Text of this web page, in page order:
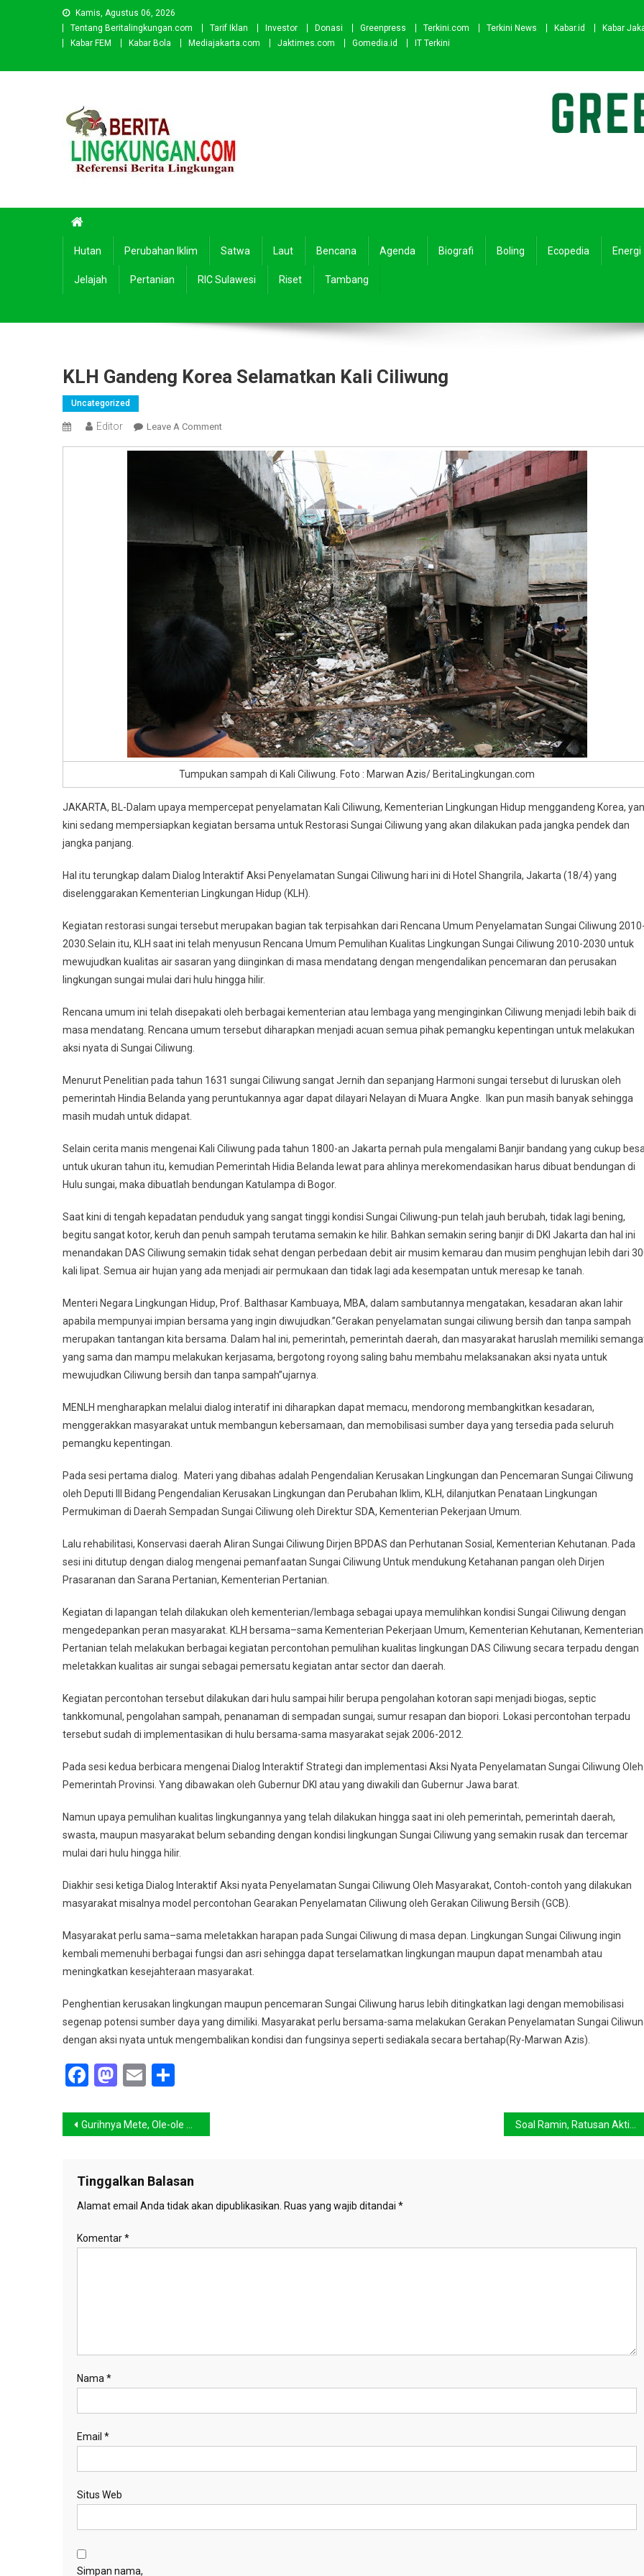
Kamis, Agustus 06, 2026
Tentang Beritalingkungan.com
Tarif Iklan Investor Donasi Greenpress Terkini.com Terkini News Kabar.id
Kabar
Kabar FEM
Kabar Bola Mediajakarta.com Jaktimes.com Gomedia.id IT Terkini
Hutan Perubahan Iklim Satwa Laut Bencana Agenda Biografi Boling Ecopedia Energi
Jelajah Pertanian RIC Sulawesi Riset Tambang
KLH Gandeng Korea Selamatkan Kali Ciliwung
Uncategorized
Editor Leave A CommentOn
Gandeng
Korea
Selamatkan
Tumpukan sampah di Kali Ciliwung. Foto : Marwan Azis/ BeritaLingkungan.com
JAKARTA, BL-Dalam upaya mempercepat penyelamatan Kali Ciliwung, Kementerian Lingkungan Hidup menggandeng Korea,
kini sedang mempersiapkan kegiatan bersama untuk Restorasi Sungai Ciliwung yang akan dilakukan pada jangka pendek dan
jangka panjang.
Hal itu terungkap dalam Dialog Interaktif Aksi Penyelamatan Sungai Ciliwung hari ini di Hotel Shangrila, Jakarta (18/4) yang
diselenggarakan Kementerian Lingkungan Hidup (KLH).
Kegiatan restorasi sungai tersebut merupakan bagian tak terpisahkan dari Rencana Umum Penyelamatan Sungai Ciliwung
2030.Selain itu, KLH saat ini telah menyusun Rencana Umum Pemulihan Kualitas Lingkungan Sungai Ciliwung 2010-2030 untuk
mewujudkan kualitas air sasaran yang diinginkan di masa mendatang dengan mengendalikan pencemaran dan perusakan
lingkungan sungai mulai dari hulu hingga hilir.
Rencana umum ini telah disepakati oleh berbagai kementerian atau lembaga yang menginginkan Ciliwung menjadi lebih baik di
masa mendatang. Rencana umum tersebut diharapkan menjadi acuan semua pihak pemangku kepentingan untuk melakukan
aksi nyata di Sungai Ciliwung.
Menurut Penelitian pada tahun 1631 sungai Ciliwung sangat Jernih dan sepanjang Harmoni sungai tersebut di luruskan oleh
pemerintah Hindia Belanda yang peruntukannya agar dapat dilayari Nelayan di Muara Angke. Ikan pun masih banyak sehingga
masih mudah untuk didapat.
Selain cerita manis mengenai Kali Ciliwung pada tahun 1800-an Jakarta pernah pula mengalami Banjir bandang yang cukup
untuk ukuran tahun itu, kemudian Pemerintah Hidia Belanda lewat para ahlinya merekomendasikan harus dibuat bendungan di
Hulu sungai, maka dibuatlah bendungan Katulampa di Bogor.
Saat kini di tengah kepadatan penduduk yang sangat tinggi kondisi Sungai Ciliwung-pun telah jauh berubah, tidak lagi bening,
begitu sangat kotor, keruh dan penuh sampah terutama semakin ke hilir. Bahkan semakin sering banjir di DKI Jakarta dan hal ini
menandakan DAS Ciliwung semakin tidak sehat dengan perbedaan debit air musim kemarau dan musim penghujan lebih dari
kali lipat. Semua air hujan yang ada menjadi air permukaan dan tidak lagi ada kesempatan untuk meresap ke tanah.
Menteri Negara Lingkungan Hidup, Prof. Balthasar Kambuaya, MBA, dalam sambutannya mengatakan, kesadaran akan lahir
apabila mempunyai impian bersama yang ingin diwujudkan.”Gerakan penyelamatan sungai ciliwung bersih dan tanpa sampah
merupakan tantangan kita bersama. Dalam hal ini, pemerintah, pemerintah daerah, dan masyarakat haruslah memiliki
yang sama dan mampu melakukan kerjasama, bergotong royong saling bahu membahu melaksanakan aksi nyata untuk
mewujudkan Ciliwung bersih dan tanpa sampah”ujarnya.
MENLH mengharapkan melalui dialog interatif ini diharapkan dapat memacu, mendorong membangkitkan kesadaran,
menggerakkan masyarakat untuk membangun kebersamaan, dan memobilisasi sumber daya yang tersedia pada seluruh
pemangku kepentingan.
Pada sesi pertama dialog. Materi yang dibahas adalah Pengendalian Kerusakan Lingkungan dan Pencemaran Sungai Ciliwung
oleh Deputi III Bidang Pengendalian Kerusakan Lingkungan dan Perubahan Iklim, KLH, dilanjutkan Penataan Lingkungan
Permukiman di Daerah Sempadan Sungai Ciliwung oleh Direktur SDA, Kementerian Pekerjaan Umum.
Lalu rehabilitasi, Konservasi daerah Aliran Sungai Ciliwung Dirjen BPDAS dan Perhutanan Sosial, Kementerian Kehutanan. Pada
sesi ini ditutup dengan dialog mengenai pemanfaatan Sungai Ciliwung Untuk mendukung Ketahanan pangan oleh Dirjen
Prasaranan dan Sarana Pertanian, Kementerian Pertanian.
Kegiatan di lapangan telah dilakukan oleh kementerian/lembaga sebagai upaya memulihkan kondisi Sungai Ciliwung dengan
mengedepankan peran masyarakat. KLH bersama–sama Kementerian Pekerjaan Umum, Kementerian Kehutanan, Kementerian
Pertanian telah melakukan berbagai kegiatan percontohan pemulihan kualitas lingkungan DAS Ciliwung secara terpadu dengan
meletakkan kualitas air sungai sebagai pemersatu kegiatan antar sector dan daerah.
Kegiatan percontohan tersebut dilakukan dari hulu sampai hilir berupa pengolahan kotoran sapi menjadi biogas, septic
tankkomunal, pengolahan sampah, penanaman di sempadan sungai, sumur resapan dan biopori. Lokasi percontohan terpadu
tersebut sudah di implementasikan di hulu bersama-sama masyarakat sejak 2006-2012.
Pada sesi kedua berbicara mengenai Dialog Interaktif Strategi dan implementasi Aksi Nyata Penyelamatan Sungai Ciliwung Oleh
Pemerintah Provinsi. Yang dibawakan oleh Gubernur DKI atau yang diwakili dan Gubernur Jawa barat.
Namun upaya pemulihan kualitas lingkungannya yang telah dilakukan hingga saat ini oleh pemerintah, pemerintah daerah,
swasta, maupun masyarakat belum sebanding dengan kondisi lingkungan Sungai Ciliwung yang semakin rusak dan tercemar
mulai dari hulu hingga hilir.
Diakhir sesi ketiga Dialog Interaktif Aksi nyata Penyelamatan Sungai Ciliwung Oleh Masyarakat, Contoh-contoh yang dilakukan
masyarakat misalnya model percontohan Gearakan Penyelamatan Ciliwung oleh Gerakan Ciliwung Bersih (GCB).
Masyarakat perlu sama–sama meletakkan harapan pada Sungai Ciliwung di masa depan. Lingkungan Sungai Ciliwung ingin
kembali memenuhi berbagai fungsi dan asri sehingga dapat terselamatkan lingkungan maupun dapat menambah atau
meningkatkan kesejahteraan masyarakat.
Penghentian kerusakan lingkungan maupun pencemaran Sungai Ciliwung harus lebih ditingkatkan lagi dengan memobilisasi
segenap potensi sumber daya yang dimiliki. Masyarakat perlu bersama-sama melakukan Gerakan Penyelamatan Sungai
dengan aksi nyata untuk mengembalikan kondisi dan fungsinya seperti sediakala secara bertahap(Ry-Marwan Azis).
Facebook
Mastodon
Email
Navigasi
Gurihnya Mete, Ole-ole dari Kendari
Tinggalkan Balasan
Alamat email Anda tidak akan dipublikasikan. Ruas yang wajib ditandai *
Komentar*
Nama *
Email *
Situs Web
Simpan nama,